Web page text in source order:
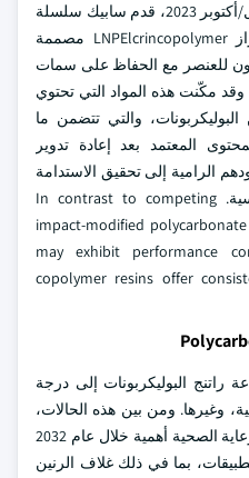
للإشارة إلى حالة، في تشرين الأول/أكتوبر 2023، قدم سابيك سلسلة
جديدة تضم 10 راتنجات من طراز LNPElcrincopolymer مصممة
للعنصر مع الحفاظ على سمات
وقد مكّنت هذه المواد التي تحتوي
والتي تتضمن ما
المحتوى المعتمد بعد إعادة تدوير
الرامية إلى تحقيق الاستدامة
دون المساس بالممتلكات الأساسية. In contrast to competing
impact-modified
may exhibit performance
copolymer resins offer
راتنج البوليكربونات إلى درجة
وغيرها. ومن بين هذه الحالات،
سيشهد الجزء المتعلق بدرجات الرعاية الصحية أهمية خلال عام 2032
بما في ذلك غلاف الرنين